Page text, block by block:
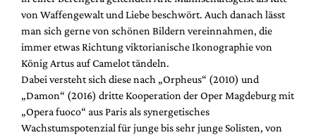
von Waffengewalt und Liebe beschwört. Auch danach lässt
man sich gerne von schönen Bildern vereinnahmen, die
immer etwas Richtung viktorianische Ikonographie von
König Artus auf Camelot tändeln.
Dabei versteht sich diese nach „Orpheus“ (2010) und
„Damon“ (2016) dritte Kooperation der Oper Magdeburg mit
„Opera fuoco“ aus Paris als synergetisches
Wachstumspotenzial für junge bis sehr junge Solisten, von